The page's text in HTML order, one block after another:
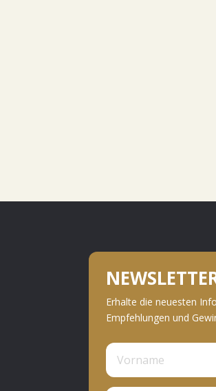
Erhalte die neuesten
Empfehlungen und